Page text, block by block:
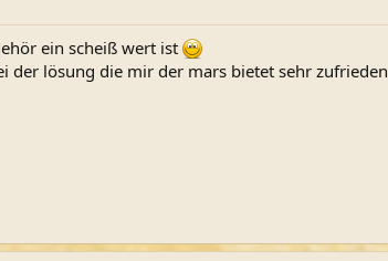
ein scheiß wert ist
der lösung die mir der mars bietet sehr zufrieden